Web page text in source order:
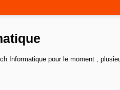
Informatique pour le moment ,